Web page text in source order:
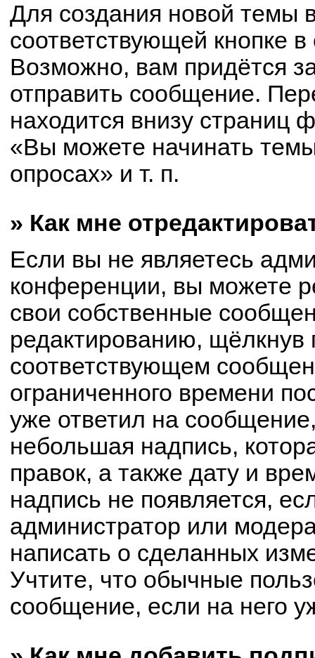
Для создания новой темы
соответствующей кнопке
Возможно, вам придётся
отправить сообщение.
находится внизу
«Вы можете начинать
опросах» и т. п.
» Как мне
Если вы не являетесь
конференции, вы можете
свои собственные
редактированию, щёлкнув
соответствующем
ограниченного времени
уже ответил на
небольшая надпись,
правок, а также дату и
надпись не появляется,
администратор или
написать о сделанных
Учтите, что обычные
сообщение, если на него